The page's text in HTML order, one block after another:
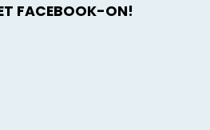
FACEBOOK-ON!